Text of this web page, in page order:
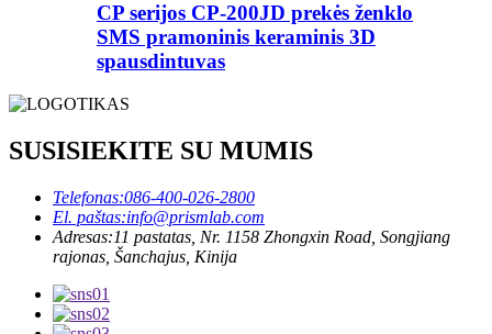
CP serijos CP-200JD prekės ženklo
SMS pramoninis keraminis 3D
spausdintuvas
SUSISIEKITE SU MUMIS
Telefonas:086-400-026-2800
El. paštas:info@prismlab.com
Adresas:11 pastatas, Nr. 1158 Zhongxin Road, Songjiang
rajonas, Šanchajus, Kinija